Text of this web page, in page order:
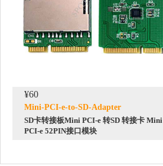
¥60
Mini-PCI-e-to-SD-Adapter
SD卡转接板Mini PCI-e 转SD 转接卡 Mini
PCI-e 52PIN接口模块